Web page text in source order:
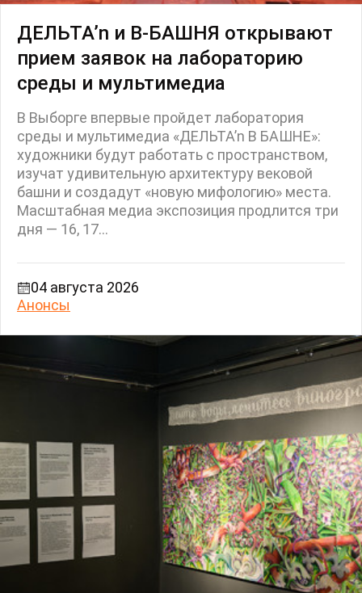
ДЕЛЬТА’n и В-БАШНЯ открывают
прием заявок на лабораторию
среды и мультимедиа
В Выборге впервые пройдет лаборатория
среды и мультимедиа «ДЕЛЬТА’n В БАШНЕ»:
художники будут работать с пространством,
изучат удивительную архитектуру вековой
башни и создадут «новую мифологию» места.
Масштабная медиа экспозиция продлится три
дня — 16, 17...
04 августа 2026
Анонсы